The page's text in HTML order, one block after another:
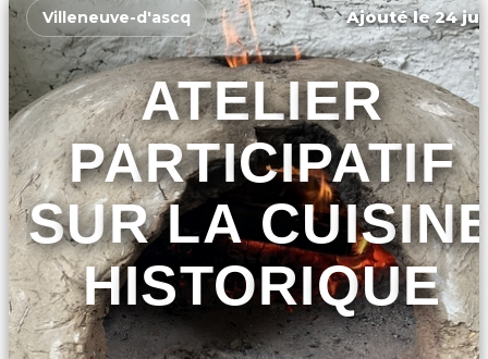
Villeneuve-d'ascq Ajouté le 24
ATELIER
PARTICIPATIF
SUR LA
HISTORIQUE